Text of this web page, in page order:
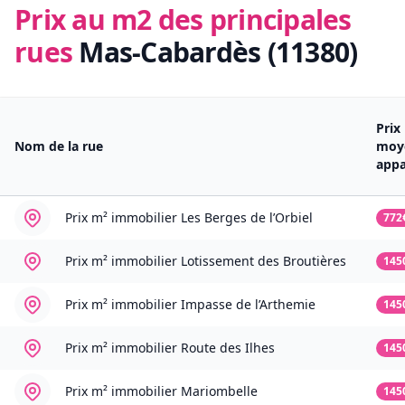
Prix au m2 des principales
rues Mas-Cabardès (11380)
Nom de la rue
Prix
Prix m² immobilier Les Berges de l’Orbiel
Prix m² immobilier Lotissement des Broutières
Prix m² immobilier Impasse de l’Arthemie
Prix m² immobilier Route des Ilhes
Prix m² immobilier Mariombelle